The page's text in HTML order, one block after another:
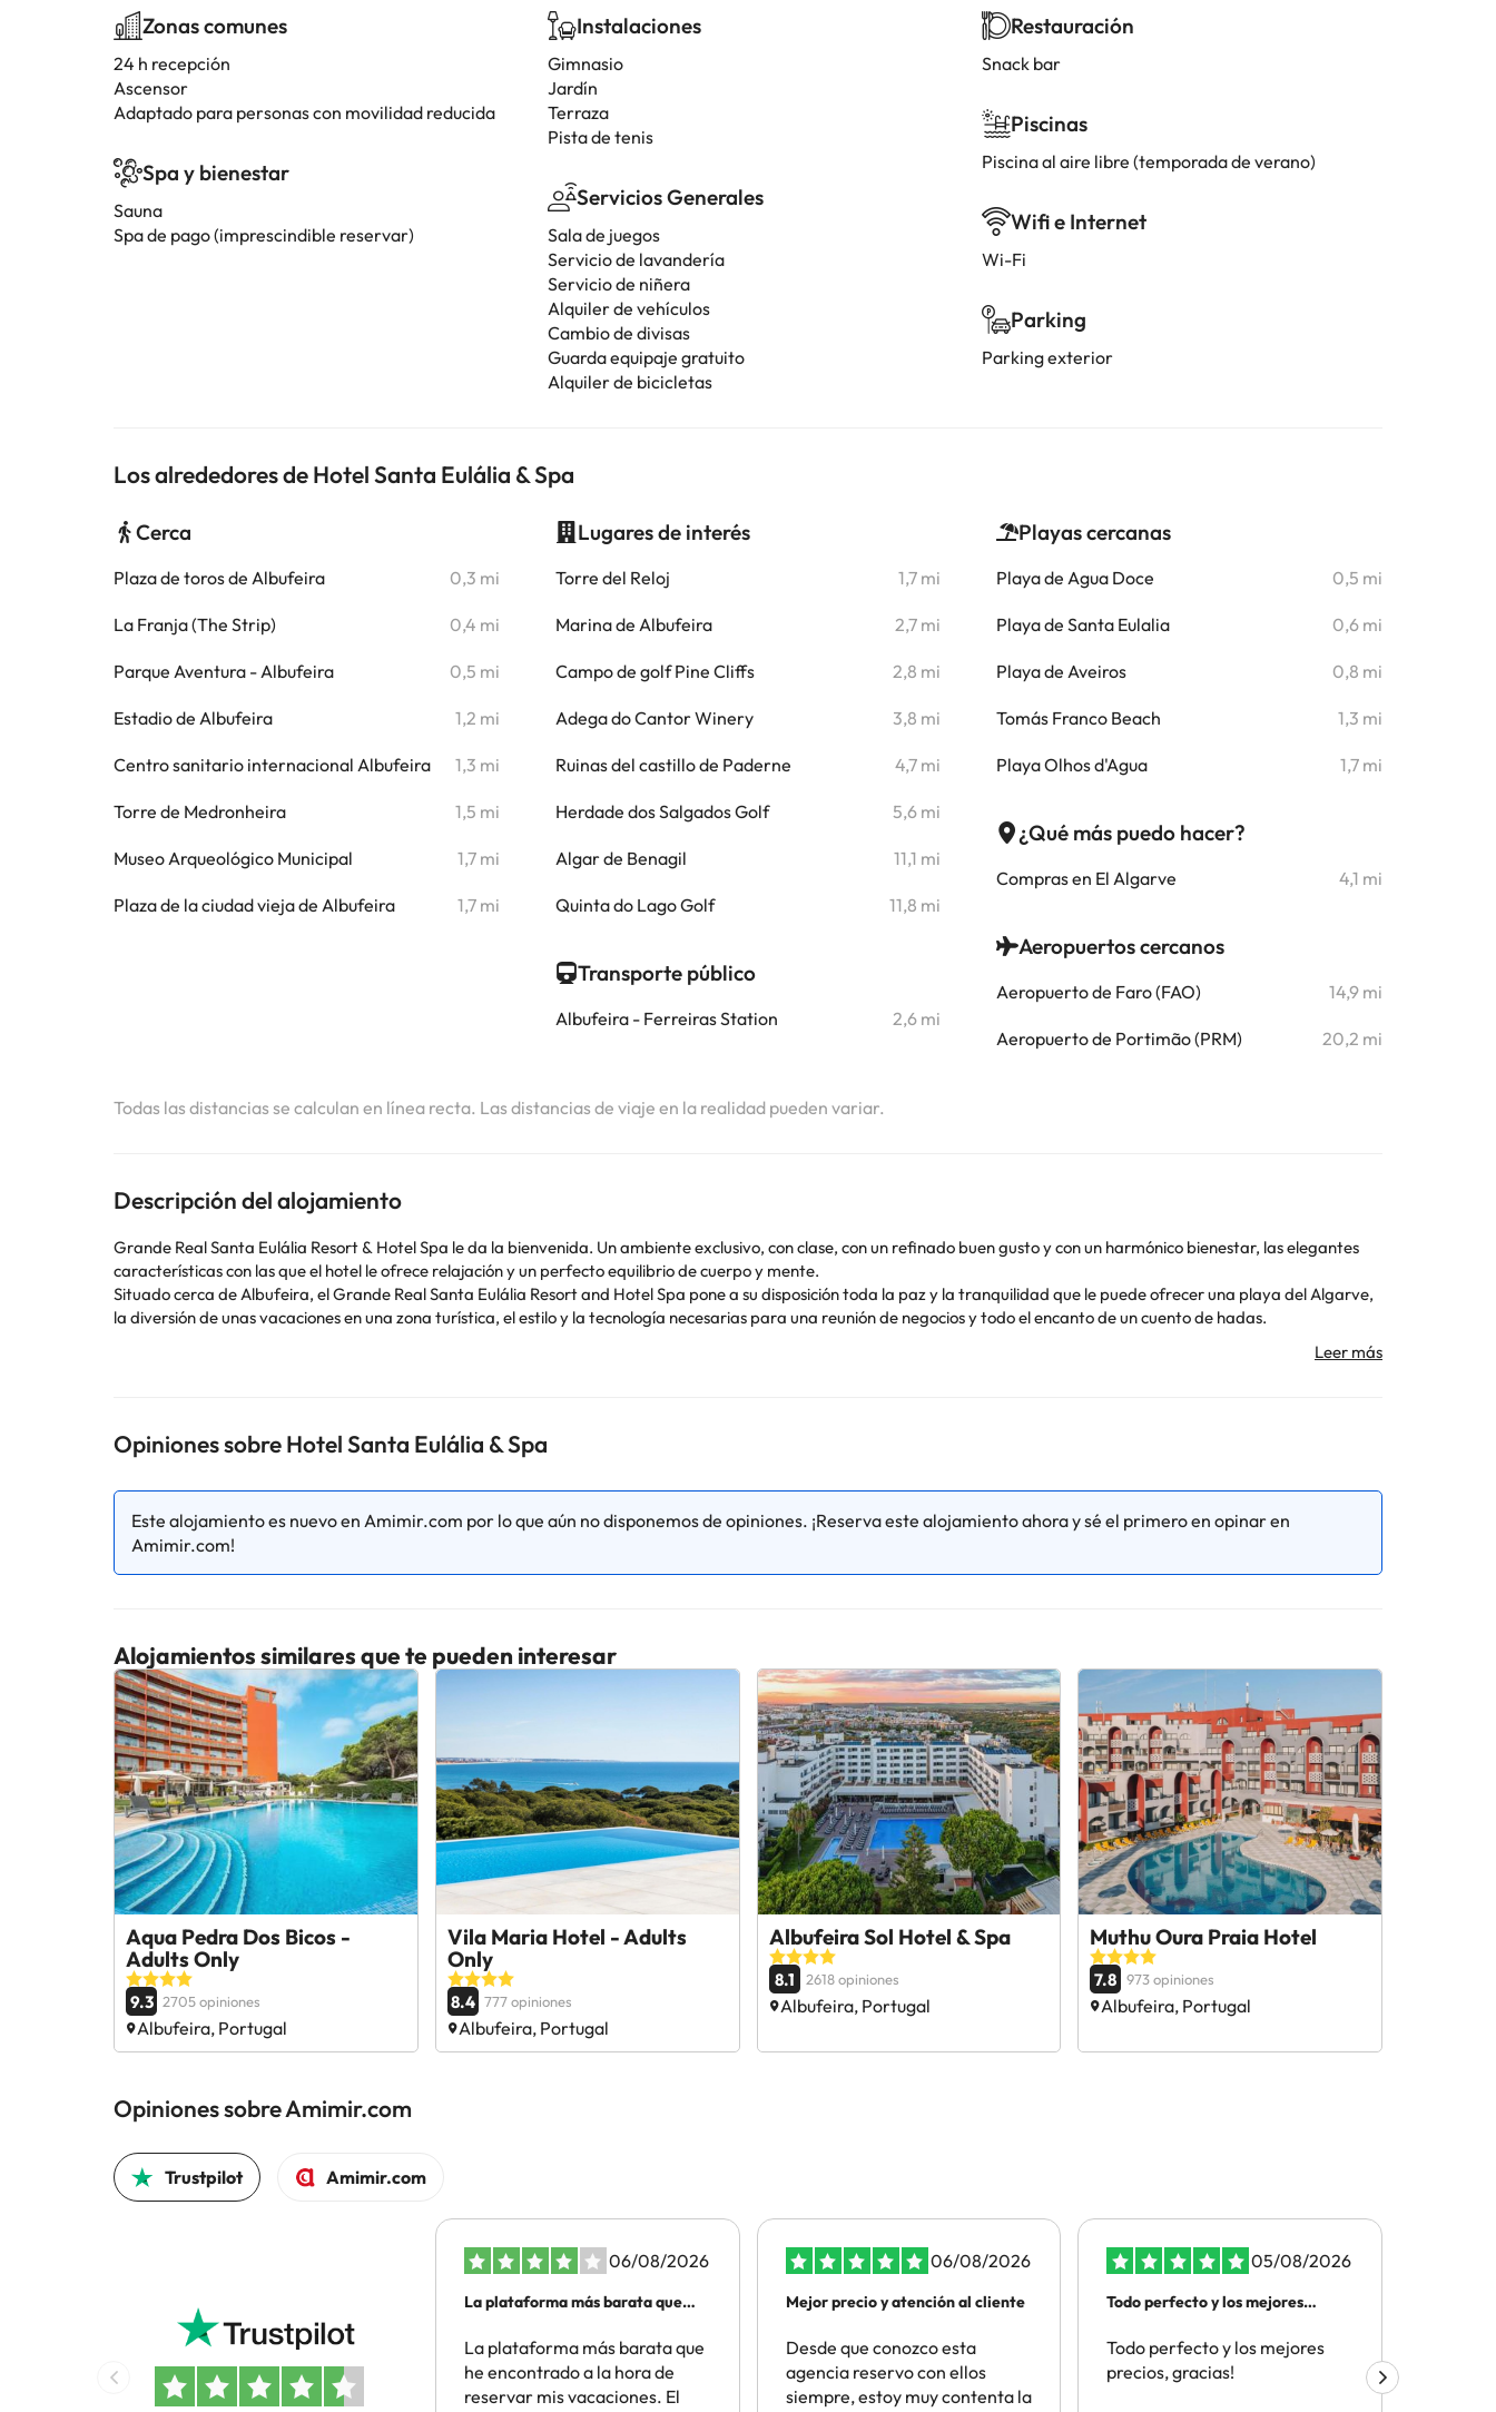
Zonas comunes
24 h recepción
Ascensor
Adaptado para personas con movilidad reducida
Spa y bienestar
Sauna
Spa de pago (imprescindible reservar)
Instalaciones
Gimnasio
Jardín
Terraza
Pista de tenis
Servicios Generales
Sala de juegos
Servicio de lavandería
Servicio de niñera
Alquiler de vehículos
Cambio de divisas
Guarda equipaje gratuito
Alquiler de bicicletas
Restauración
Snack bar
Piscinas
Piscina al aire libre (temporada de verano)
Wifi e Internet
Wi-Fi
Parking
Parking exterior
Los alrededores de Hotel Santa Eulália & Spa
Cerca
Plaza de toros de Albufeira 0,3 mi
La Franja (The Strip) 0,4 mi
Parque Aventura - Albufeira 0,5 mi
Estadio de Albufeira 1,2 mi
Centro sanitario internacional Albufeira 1,3 mi
Torre de Medronheira 1,5 mi
Museo Arqueológico Municipal 1,7 mi
Plaza de la ciudad vieja de Albufeira 1,7 mi
Lugares de interés
Torre del Reloj 1,7 mi
Marina de Albufeira 2,7 mi
Campo de golf Pine Cliffs 2,8 mi
Adega do Cantor Winery 3,8 mi
Ruinas del castillo de Paderne 4,7 mi
Herdade dos Salgados Golf 5,6 mi
Algar de Benagil 11,1 mi
Quinta do Lago Golf 11,8 mi
Transporte público
Albufeira - Ferreiras Station 2,6 mi
Playas cercanas
Playa de Agua Doce 0,5 mi
Playa de Santa Eulalia 0,6 mi
Playa de Aveiros 0,8 mi
Tomás Franco Beach 1,3 mi
Playa Olhos d'Agua 1,7 mi
¿Qué más puedo hacer?
Compras en El Algarve 4,1 mi
Aeropuertos cercanos
Aeropuerto de Faro (FAO) 14,9 mi
Aeropuerto de Portimão (PRM) 20,2 mi
Todas las distancias se calculan en línea recta. Las distancias de viaje en la realidad pueden variar.
Descripción del alojamiento
Grande Real Santa Eulália Resort & Hotel Spa le da la bienvenida. Un ambiente exclusivo, con clase, con un refinado buen gusto y con un harmónico bienestar, las elegantes
características con las que el hotel le ofrece relajación y un perfecto equilibrio de cuerpo y mente.
Situado cerca de Albufeira, el Grande Real Santa Eulália Resort and Hotel Spa pone a su disposición toda la paz y la tranquilidad que le puede ofrecer una playa del Algarve,
la diversión de unas vacaciones en una zona turística, el estilo y la tecnología necesarias para una reunión de negocios y todo el encanto de un cuento de hadas.
Opiniones sobre Hotel Santa Eulália & Spa
Este alojamiento es nuevo en Amimir.com por lo que aún no disponemos de opiniones. ¡Reserva este alojamiento ahora y sé el primero en opinar en
Amimir.com!
Alojamientos similares que te pueden interesar
Aqua Pedra Dos Bicos -
Adults Only
9.3 2705 opiniones
Albufeira, Portugal
Vila Maria Hotel - Adults
Only
8.4 777 opiniones
Albufeira, Portugal
Albufeira Sol Hotel & Spa
8.1 2618 opiniones
Albufeira, Portugal
Muthu Oura Praia Hotel
7.8 973 opiniones
Albufeira, Portugal
Opiniones sobre Amimir.com
Trustpilot Amimir.com
06/08/2026
La plataforma más barata que
La plataforma más barata que
he encontrado a la hora de
reservar mis vacaciones. El
06/08/2026
Mejor precio y atención al cliente
Desde que conozco esta
agencia reservo con ellos
siempre, estoy muy contenta la
05/08/2026
Todo perfecto y los mejores
Todo perfecto y los mejores
precios, gracias!